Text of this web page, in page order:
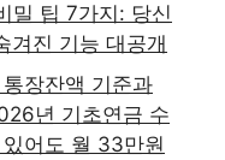
밀 팁 7가지: 당신
겨진 기능 대공개
장잔액 기준과
년 기초연금 수
어도 월 33만원